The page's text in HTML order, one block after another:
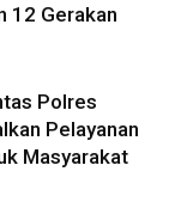
12 Gerakan
Polres
Pelayanan
Masyarakat